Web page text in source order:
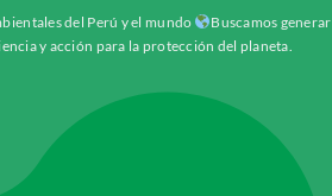
del Perú y el mundo
Buscamos generar
y acción para la protección del planeta.